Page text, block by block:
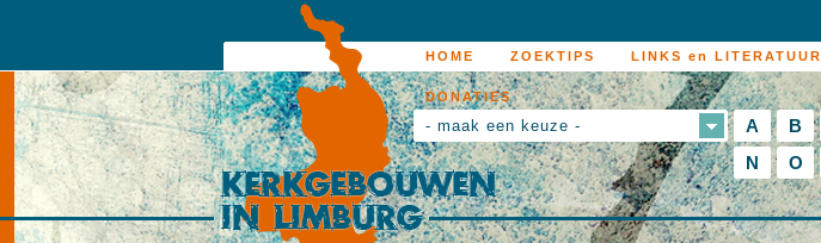
HOME ZOEKTIPS LINKS en LITERATUUR
DONATIES
- maak een keuze - A B
N
O